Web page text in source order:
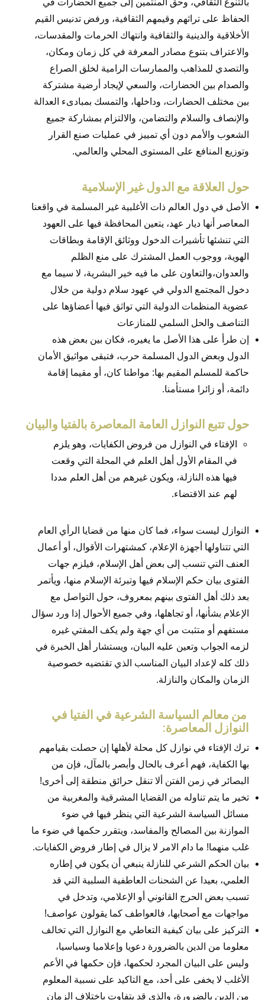
بالتنوع الثقافي، وحق المنتمين إلى جميع الحضارات في
الحفاظ على تراثهم وقيمهم الثقافية، ورفض تدنيس القيم
الأخلاقية والدينية والثقافية وانتهاك الحرمات والمقدسات،
والاعتراف بتنوع مصادر المعرفة في كل زمان ومكان،
والتصدي للمذاهب والممارسات الرامية لخلق الصراع
والصدام بين الحضارات، والسعي لإيجاد أرضية مشتركة
بين مختلف الحضارات، وداخلها، والتمسك بمبادىء العدالة
والإنصاف والسلام والتضامن، والالتزام بمشاركة جميع
الشعوب والأمم دون أي تمييز في عمليات صنع القرار
وتوزيع المنافع على المستوى المحلي والعالمي.
حول العلاقة مع الدول غير الإسلامية
الأصل في دول العالم ذات الأغلبية غير المسلمة في واقعنا
المعاصر أنها ديار عهد، يتعين المحافظة فيها على العهود
التي تنشئها تأشيرات الدخول ووثائق الإقامة وبطاقات
الهوية، ووجوب العمل المشترك على منع الظلم
والعدوان،والتعاون على ما فيه خير البشرية، لا سيما مع
دخول المجتمع الدولي في عهود سلام دولية من خلال
عضوية المنظمات الدولية التي تواثق فيها أعضاؤها على
التناصف والحل السلمي للمنازعات
إن طرأ على هذا الأصل ما يغيره، فكان بين بعض هذه
الدول وبعض الدول المسلمة حرب، فتبقى مواثيق الأمان
حاكمة للمسلم المقيم بها: مواطنا كان، أو مقيما إقامة
دائمة، أو زائرا مستأمنا.
حول تتبع النوازل العامة المعاصرة بالفتيا والبيان
الإفتاء في النوازل من فروض الكفايات، وهو يلزم
في المقام الأول أهل العلم في المحلة التي وقعت
فيها هذه النازلة، ويكون غيرهم من أهل العلم مددا
لهم عند الاقتضاء.
النوازل ليست سواء، فما كان منها من قضايا الرأي العام
التي تتناولها أجهزة الإعلام، كمشتهرات الأقوال، أو أعمال
العنف التي تنسب إلى بعض أهل الإسلام، فيلزم جهات
الفتوى بيان حكم الإسلام فيها وتبرئة الإسلام منها، ويأتمر
بعد ذلك أهل الفتوى بينهم بمعروف، حول التواصل مع
الإعلام بشأنها، أو تجاهلها، وفي جميع الأحوال إذا ورد سؤال
مستفهم أو متثبت من أي جهة ولم يكف المفتي غيره
لزمه الجواب وتعين عليه البيان، ويستشار أهل الخبرة في
ذلك كله لإعداد البيان المناسب الذي تقتضيه خصوصية
الزمان والمكان والنازلة.
من معالم السياسة الشرعية في الفتيا في
النوازل المعاصرة:
ترك الإفتاء في نوازل كل محلة لأهلها إن حصلت بقيامهم
بها الكفاية، فهم أعرف بالحال وأبصر بالمآل، فإن من
البصائر في زمن الفتن ألا تنقل حرائق منطقة إلى أخرى!
تخير ما يتم تناوله من القضايا المشرقية والمغربية من
مسائل السياسة الشرعية التي ينظر فيها في ضوء
الموازنة بين المصالح والمفاسد، ويتقرر حكمها في ضوء ما
غلب منهما! ما دام الامر لا يزال في إطار فروض الكفايات.
بيان الحكم الشرعي للنازلة ينبغي أن يكون في إطاره
العلمي، بعيدا عن الشحنات العاطفية السلبية التي قد
تسبب بعض الحرج القانوني أو الإعلامي، وتدخل في
مواجهات مع أصحابها، فالعواطف كما يقولون عواصف!
التركيز على بيان كيفية التعاطي مع النوازل التي تخالف
معلوما من الدين بالضرورة دعويا وإعلاميا وسياسيا،
وليس على البيان المجرد لحكمها، فإن حكمها في الأعم
الأغلب لا يخفى على أحد، مع التاكيد على نسبية المعلوم
من الدين بالضرورة، والذي قد يتفاوت باختلاف الزمان